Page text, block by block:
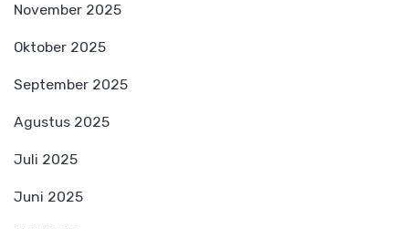
November 2025
Oktober 2025
September 2025
Agustus 2025
Juli 2025
Juni 2025